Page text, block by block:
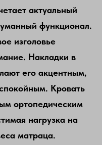
актуальный
функционал.
изголовье
Накладки в
его акцентным,
Кровать
ортопедическим
нагрузка на
матраца.